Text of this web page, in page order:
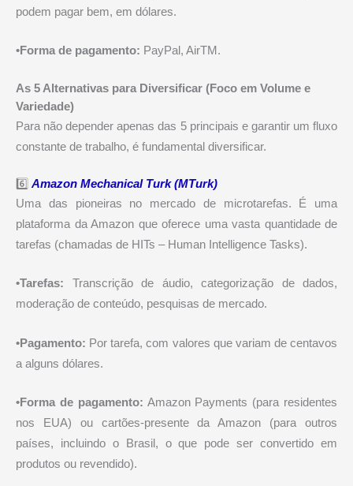
podem pagar bem, em dólares.
•Forma de pagamento: PayPal, AirTM.
As 5 Alternativas para Diversificar (Foco em Volume e
Variedade)
Para não depender apenas das 5 principais e garantir um fluxo
constante de trabalho, é fundamental diversificar.
6️⃣ Amazon Mechanical Turk (MTurk)
Uma das pioneiras no mercado de microtarefas. É uma
plataforma da Amazon que oferece uma vasta quantidade de
tarefas (chamadas de HITs – Human Intelligence Tasks).
•Tarefas: Transcrição de áudio, categorização de dados,
moderação de conteúdo, pesquisas de mercado.
•Pagamento: Por tarefa, com valores que variam de centavos
a alguns dólares.
•Forma de pagamento: Amazon Payments (para residentes
nos EUA) ou cartões-presente da Amazon (para outros
países, incluindo o Brasil, o que pode ser convertido em
produtos ou revendido).